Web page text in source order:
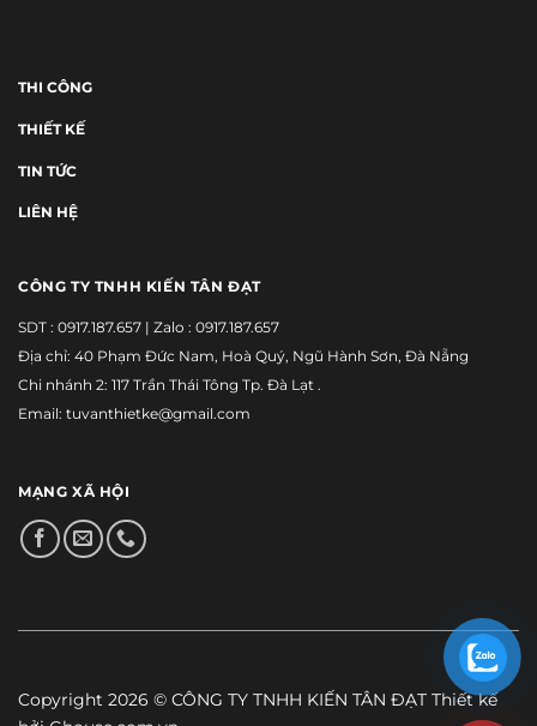
THI CÔNG
THIẾT KẾ
TIN TỨC
LIÊN HỆ
CÔNG TY TNHH KIẾN TÂN ĐẠT
SDT : 0917.187.657 | Zalo : 0917.187.657
Địa chỉ: 40 Phạm Đức Nam, Hoà Quý, Ngũ Hành Sơn, Đà Nẵng
Chi nhánh 2: 117 Trần Thái Tông Tp. Đà Lạt .
Email: tuvanthietke@gmail.com
MẠNG XÃ HỘI
Copyright 2026 © CÔNG TY TNHH KIẾN TÂN ĐẠT Thiết kế